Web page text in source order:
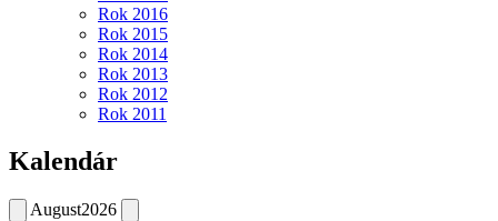
Rok 2016
Rok 2015
Rok 2014
Rok 2013
Rok 2012
Rok 2011
Kalendár
August2026